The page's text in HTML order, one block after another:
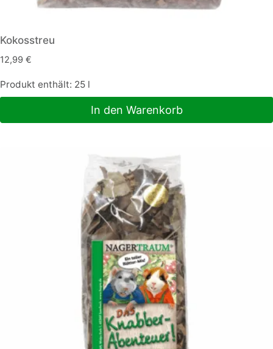
Kokosstreu
12,99 €
Produkt enthält: 25 l
In den Warenkorb